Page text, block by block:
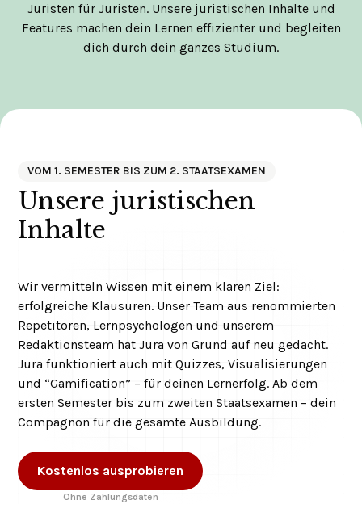
Juristen für Juristen. Unsere juristischen Inhalte und
Features machen dein Lernen effizienter und begleiten
dich durch dein ganzes Studium.
VOM 1. SEMESTER BIS ZUM 2. STAATSEXAMEN
Unsere juristischen
Inhalte
Wir vermitteln Wissen mit einem klaren Ziel:
erfolgreiche Klausuren. Unser Team aus renommierten
Repetitoren, Lernpsychologen und unserem
Redaktionsteam hat Jura von Grund auf neu gedacht.
Jura funktioniert auch mit Quizzes, Visualisierungen
und “Gamification” – für deinen Lernerfolg. Ab dem
ersten Semester bis zum zweiten Staatsexamen – dein
Compagnon für die gesamte Ausbildung.
Kostenlos ausprobieren
Ohne Zahlungsdaten